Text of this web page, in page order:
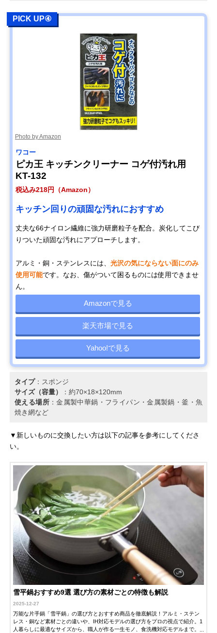
PICK UP④
Photo by Amazon
ワコー
ピカ王 キッチンクリーナー コゲ付汚れ用
KT-132
税込み218円（Amazon）
キッチン回りの頑固な汚れにおすすめ
丈夫な66ナイロン繊維に強力研磨粒子を配合。炭化してこび
りついた頑固な汚れにアプローチします。
アルミ・銅・ステンレスには、 光沢の気にならない面にのみ
使用可能です。なお、傷がついて困るものには使用できませ
ん。
Amazonで見る
楽天市場で見る
Yahoo!で見る
タイプ：スポンジ
サイズ（容量）
：約70×18×120mm
使える場所：金属製中華鍋・フライパン・金属製鍋・釜・魚
焼き網など
▼新しいものに交換したい方は以下の記事を参考にしてくださ
い。
雪平鍋おすすめ9選 選び方の素材ごとの特徴も解説
2025-12-27
万能な片手鍋「雪平鍋」の選び方とおすすめ商品を徹底解説！アルミ・ステン
レス・銅など素材ごとの違いや、IH対応モデルの選び方をプロの視点で紹介。1
人暮らしに最適なサイズから、職人が作る一生モノ、食洗機対応モデルまで。